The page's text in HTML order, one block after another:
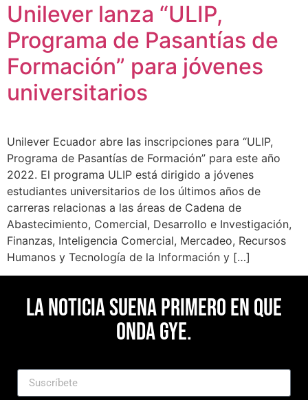
Unilever lanza “ULIP,
Programa de Pasantías de
Formación” para jóvenes
universitarios
Unilever Ecuador abre las inscripciones para “ULIP,
Programa de Pasantías de Formación” para este año
2022. El programa ULIP está dirigido a jóvenes
estudiantes universitarios de los últimos años de
carreras relacionas a las áreas de Cadena de
Abastecimiento, Comercial, Desarrollo e Investigación,
Finanzas, Inteligencia Comercial, Mercadeo, Recursos
Humanos y Tecnología de la Información y […]
La noticia suena primero en Que
Onda Gye.